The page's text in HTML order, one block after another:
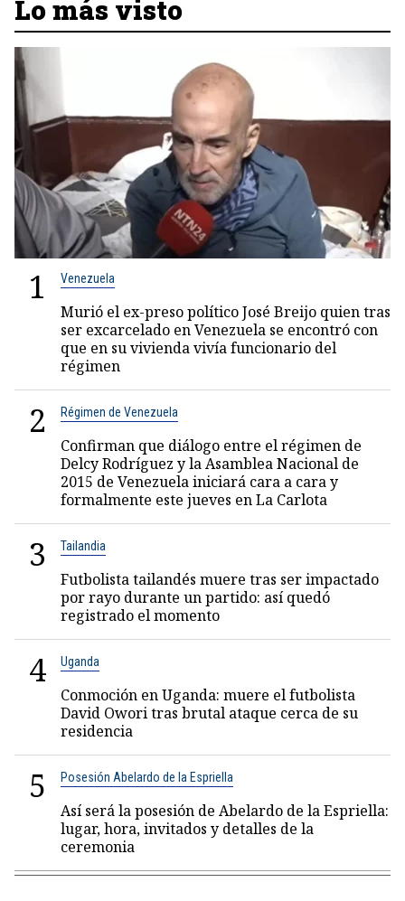
Lo más visto
1 Venezuela
Murió el ex-preso político José Breijo quien tras
ser excarcelado en Venezuela se encontró con
que en su vivienda vivía funcionario del
régimen
2 Régimen de Venezuela
Confirman que diálogo entre el régimen de
Delcy Rodríguez y la Asamblea Nacional de
2015 de Venezuela iniciará cara a cara y
formalmente este jueves en La Carlota
3 Tailandia
Futbolista tailandés muere tras ser impactado
por rayo durante un partido: así quedó
registrado el momento
4 Uganda
Conmoción en Uganda: muere el futbolista
David Owori tras brutal ataque cerca de su
residencia
5 Posesión Abelardo de la Espriella
Así será la posesión de Abelardo de la Espriella:
lugar, hora, invitados y detalles de la
ceremonia